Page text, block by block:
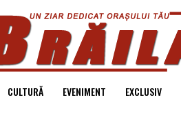
CULTURĂ EVENIMENT EXCLUSIV